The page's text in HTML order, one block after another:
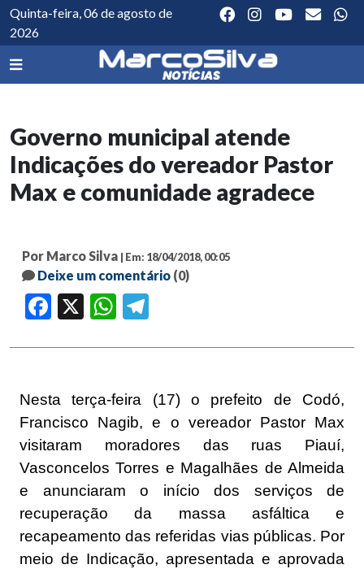
Quinta-feira, 06 de agosto de
2026
Governo municipal atende
Indicações do vereador Pastor
Max e comunidade agradece
Por Marco Silva | Em: 18/04/2018, 00:05
Deixe um comentário (0)
Facebook WhatsApp
Nesta terça-feira (17) o prefeito de Codó,
Francisco Nagib, e o vereador Pastor Max
visitaram moradores das ruas Piauí,
Vasconcelos Torres e Magalhães de Almeida
e anunciaram o início dos serviços de
recuperação da massa asfáltica e
recapeamento das referidas vias públicas. Por
meio de Indicação, apresentada e aprovada